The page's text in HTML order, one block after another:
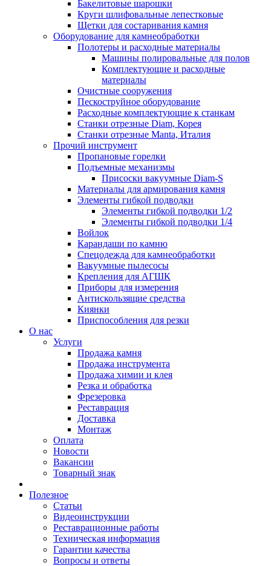
Бакелитовые шарошки
Круги шлифовальные лепестковые
Щетки для состаривания камня
Оборудование для камнеобработки
Полотеры и расходные материалы
Машины полировальные для полов
Комплектующие и расходные
материалы
Очистные сооружения
Пескоструйное оборудование
Расходные комплектующие к станкам
Станки отрезные Diam, Корея
Станки отрезные Manta, Италия
Прочий инструмент
Пропановые горелки
Подъeмные механизмы
Присоски вакуумные Diam-S
Материалы для армирования камня
Элементы гибкой подводки
Элементы гибкой подводки 1/2
Элементы гибкой подводки 1/4
Войлок
Карандаши по камню
Спецодежда для камнеобработки
Вакуумные пылесосы
Крепления для АГШК
Приборы для измерения
Антискользящие средства
Киянки
Приспособления для резки
О нас
Услуги
Продажа камня
Продажа инструмента
Продажа химии и клея
Резка и обработка
Фрезеровка
Реставрация
Доставка
Монтаж
Оплата
Новости
Вакансии
Товарный знак
Полезное
Статьи
Видеоинструкции
Реставрационные работы
Техническая информация
Гарантии качества
Вопросы и ответы